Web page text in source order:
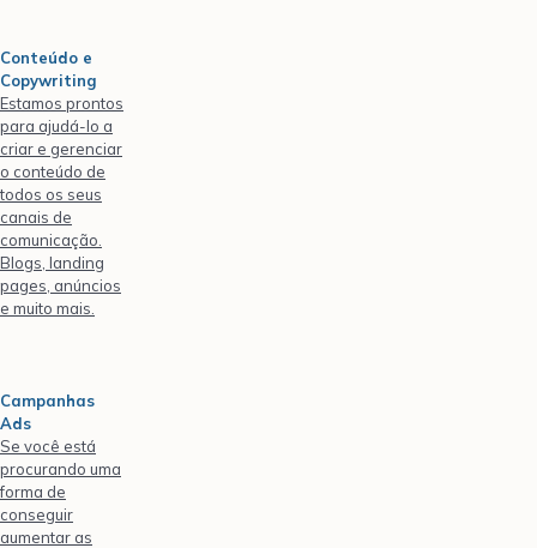
Conteúdo e
Copywriting
Estamos prontos
para ajudá-lo a
criar e gerenciar
o conteúdo de
todos os seus
canais de
comunicação.
Blogs, landing
pages, anúncios
e muito mais.
Campanhas
Ads
Se você está
procurando uma
forma de
conseguir
aumentar as